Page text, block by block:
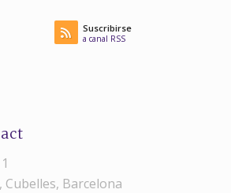
Suscribirse
a canal RSS
Cubelles, Barcelona